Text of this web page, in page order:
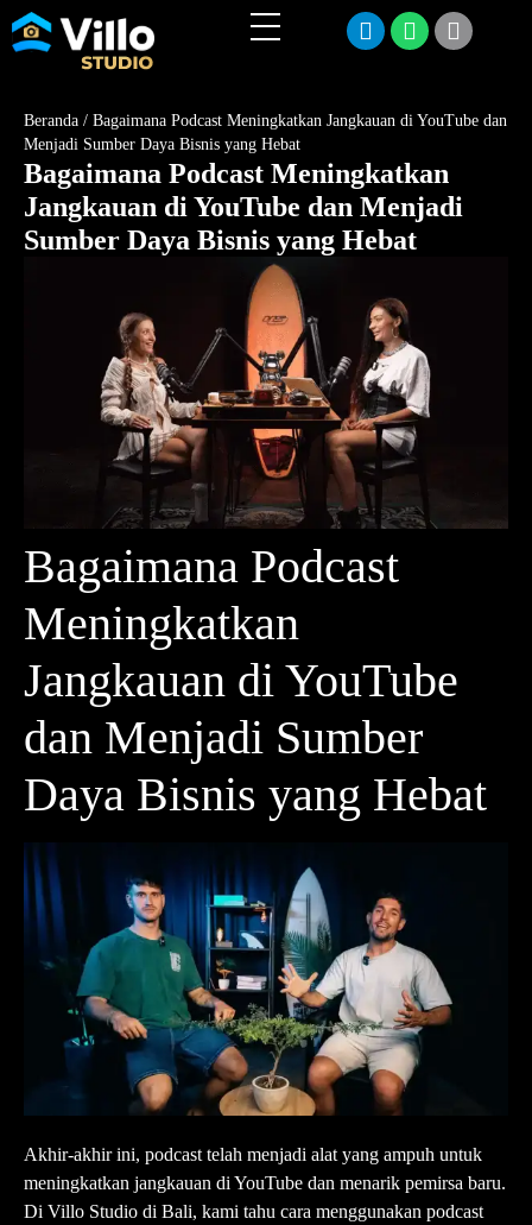
Beranda / Bagaimana Podcast Meningkatkan Jangkauan di YouTube dan
Menjadi Sumber Daya Bisnis yang Hebat
Bagaimana Podcast Meningkatkan
Jangkauan di YouTube dan Menjadi
Sumber Daya Bisnis yang Hebat
Bagaimana Podcast
Meningkatkan
Jangkauan di YouTube
dan Menjadi Sumber
Daya Bisnis yang Hebat
Akhir-akhir ini, podcast telah menjadi alat yang ampuh untuk
meningkatkan jangkauan di YouTube dan menarik pemirsa baru.
Di Villo Studio di Bali, kami tahu cara menggunakan podcast